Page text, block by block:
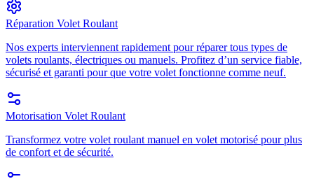
Réparation Volet Roulant
Nos experts interviennent rapidement pour réparer tous types de
volets roulants, électriques ou manuels. Profitez d’un service fiable,
sécurisé et garanti pour que votre volet fonctionne comme neuf.
Motorisation Volet Roulant
Transformez votre volet roulant manuel en volet motorisé pour plus
de confort et de sécurité.